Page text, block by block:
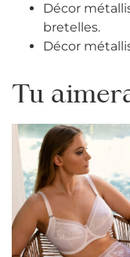
Décor
bretelles.
Décor
Tu